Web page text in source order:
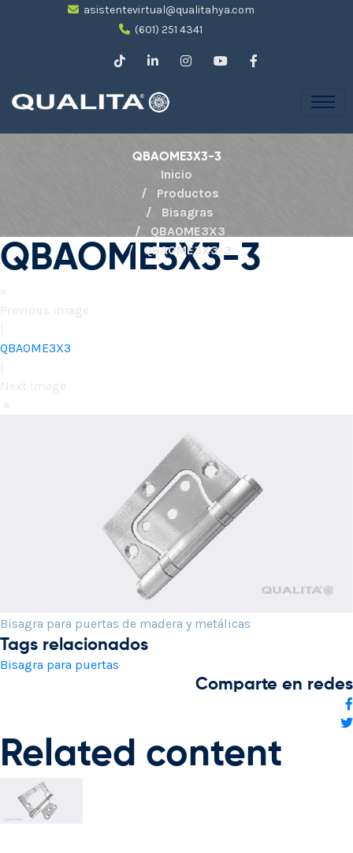
asistentevirtual@qualitahya.com
(601) 251 4341
QBAOME3X3-3
Inicio
Productos
Bisagras
QBAOME3X3
QBAOME3X3-3
QBAOME3X3-3
«
Previous image
|
QBAOME3X3
|
Next image
»
Bisagra para puertas de madera y metálicas
Tags relacionados
Bisagra para puertas
Comparte en redes
Related content